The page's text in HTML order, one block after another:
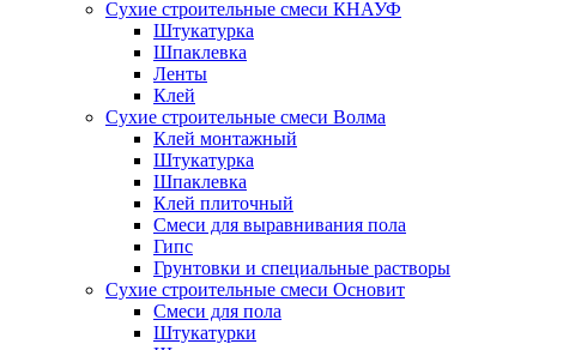
Сухие строительные смеси КНАУФ
Штукатурка
Шпаклевка
Ленты
Клей
Сухие строительные смеси Волма
Клей монтажный
Штукатурка
Шпаклевка
Клей плиточный
Смеси для выравнивания пола
Гипс
Грунтовки и специальные растворы
Сухие строительные смеси Основит
Смеси для пола
Штукатурки